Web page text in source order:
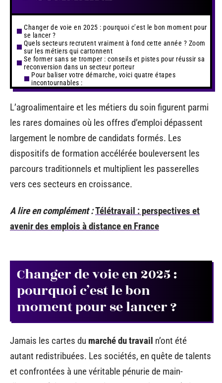
Changer de voie en 2025 : pourquoi c’est le bon moment pour
se lancer ?
Quels secteurs recrutent vraiment à fond cette année ? Zoom
sur les métiers qui cartonnent
Se former sans se tromper : conseils et pistes pour réussir sa
reconversion dans un secteur porteur
Pour baliser votre démarche, voici quatre étapes
incontournables :
L’agroalimentaire et les métiers du soin figurent parmi
les rares domaines où les offres d’emploi dépassent
largement le nombre de candidats formés. Les
dispositifs de formation accélérée bouleversent les
parcours traditionnels et multiplient les passerelles
vers ces secteurs en croissance.
A lire en complément :Télétravail : perspectives et
avenir des emplois à distance en France
Changer de voie en 2025 :
pourquoi c’est le bon
moment pour se lancer ?
Jamais les cartes du marché du travail n’ont été
autant redistribuées. Les sociétés, en quête de talents
et confrontées à une véritable pénurie de main-